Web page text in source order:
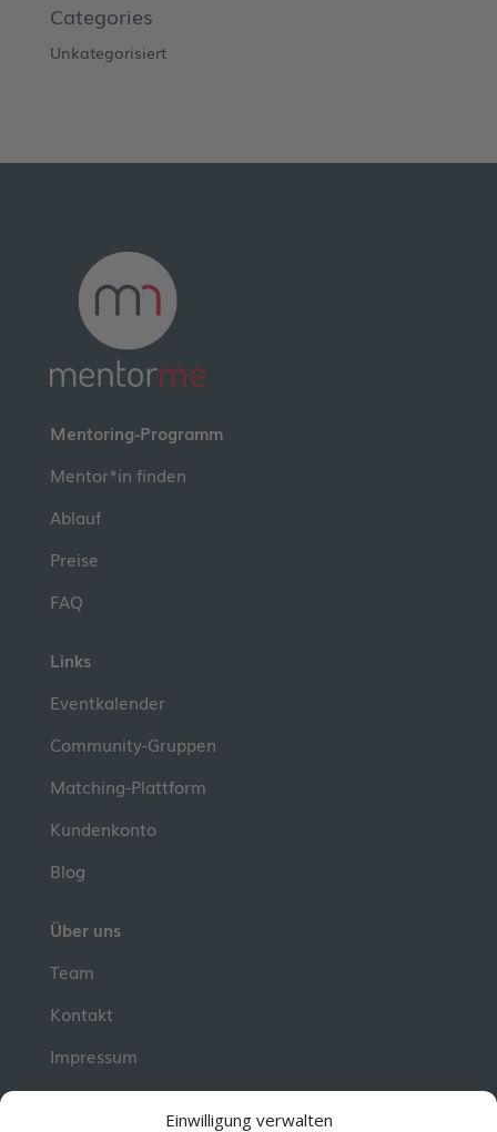
Einwilligung verwalten
Categories
Unkategorisiert
Mentoring-Programm
Mentor*in finden
Ablauf
Preise
FAQ
Links
Eventkalender
Community-Gruppen
Matching-Plattform
Kundenkonto
Blog
Über uns
Team
Kontakt
Impressum